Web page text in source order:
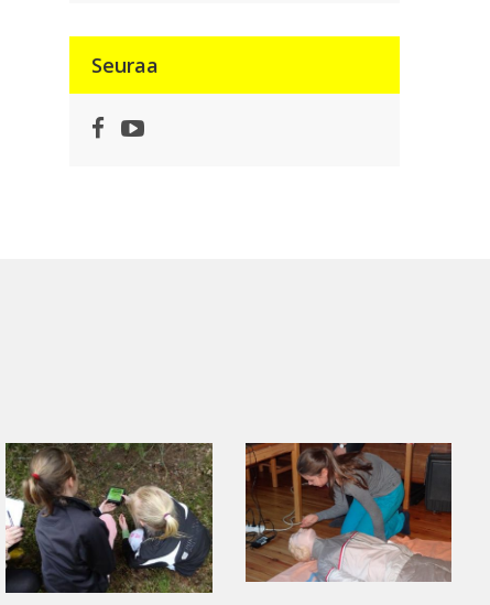
Seuraa
Facebook
YouTube